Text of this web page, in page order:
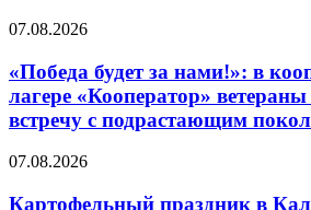
07.08.2026
«Победа будет за нами!»: в
лагере «Кооператор»
встречу с подрастающим
07.08.2026
Картофельный праздник в